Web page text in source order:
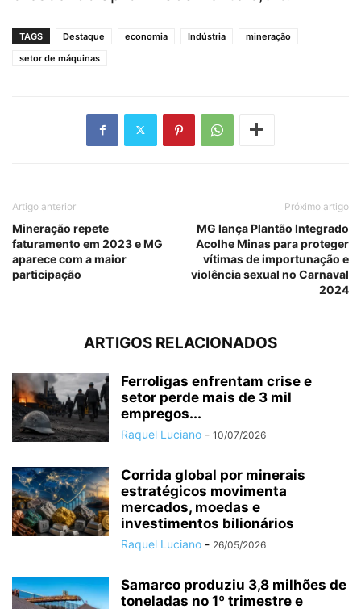
TAGS Destaque economia Indústria
mineração
setor de máquinas
Artigo anterior
Mineração repete
faturamento em 2023 e MG
aparece com a maior
participação
Próximo artigo
MG lança Plantão Integrado
Acolhe Minas para proteger
vítimas de importunação e
violência sexual no Carnaval
2024
ARTIGOS RELACIONADOS
Ferroligas enfrentam crise e
setor perde mais de 3 mil
empregos...
Raquel Luciano - 10/07/2026
Corrida global por minerais
estratégicos movimenta
mercados, moedas e
investimentos bilionários
Raquel Luciano - 26/05/2026
Samarco produziu 3,8 milhões de
toneladas no 1º trimestre e